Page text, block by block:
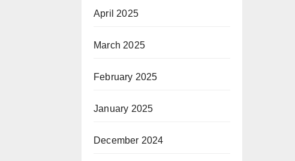
April 2025
March 2025
February 2025
January 2025
December 2024